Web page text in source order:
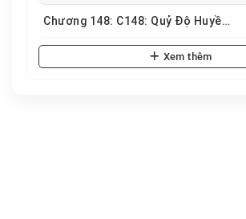
Chương 148: C148: Quỷ Độ Huyền Hà
Xem thêm